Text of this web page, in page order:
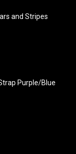
and Stripes
Purple/Blue